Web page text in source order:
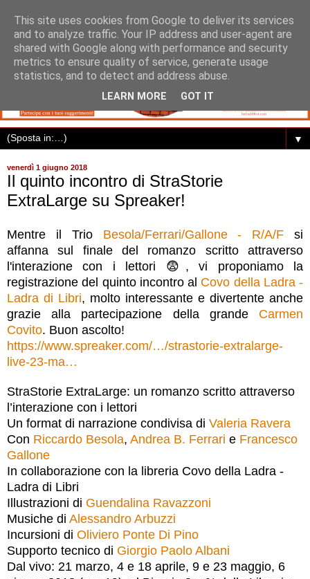
▼
venerdì 1 giugno 2018
Il quinto incontro di StraStorie
ExtraLarge su Spreaker!
Mentre il Trio Besola/Ferrari/Gallone - R/A/F si
affanna sul finale del romanzo scritto attraverso
l'interazione con i lettori 😨 , vi proponiamo la
registrazione del quinto incontro al Covo della Ladra -
Ladra di Libri, molto interessante e divertente anche
grazie alla partecipazione della grande Carmen
Covito. Buon ascolto!
https://www.spreaker.com/…/strastorie-extralarge-
live-23-ma…
StraStorie ExtraLarge: un romanzo scritto attraverso
l’interazione con i lettori
Un format di narrazione condivisa di Valeria Ravera
Con Riccardo Besola, Andrea B. Ferrari e Francesco
Gallone
In collaborazione con la libreria Covo della Ladra -
Ladra di Libri
Illustrazioni di Guendalina Ravazzoni
Musiche di Alessandro Arbuzzi
Incursioni di Oliviero Ponte Di Pino
Supporto tecnico di Giorgio Paolo Albani
Dal vivo: 21 marzo, 4 e 18 aprile, 9 e 23 maggio, 6
This site uses cookies from Google to deliver its services
and to analyze traffic. Your IP address and user-agent are
shared with Google along with performance and security
metrics to ensure quality of service, generate usage
statistics, and to detect and address abuse.
LEARN MORE GOT IT